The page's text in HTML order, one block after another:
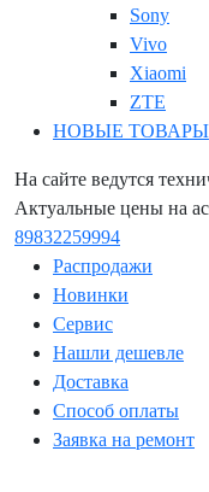
Sony
Vivo
Xiaomi
ZTE
НОВЫЕ ТОВАРЫ
На сайте ведутся
Актуальные цены на
89832259994
Распродажи
Новинки
Сервис
Нашли дешевле
Доставка
Способ оплаты
Заявка на ремонт